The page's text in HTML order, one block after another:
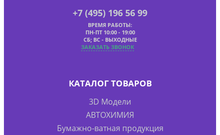
+7 (495) 196 56 99
ВРЕМЯ РАБОТЫ:
ПН-ПТ 10:00 - 19:00
СБ; ВС - ВЫХОДНЫЕ
ЗАКАЗАТЬ ЗВОНОК
КАТАЛОГ ТОВАРОВ
3D Модели
АВТОХИМИЯ
Бумажно-ватная продукция